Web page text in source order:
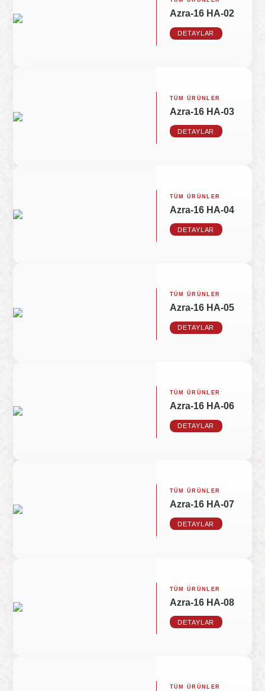
Azra-16 HA-02
DETAYLAR
TÜM ÜRÜNLER
Azra-16 HA-03
DETAYLAR
TÜM ÜRÜNLER
Azra-16 HA-04
DETAYLAR
TÜM ÜRÜNLER
Azra-16 HA-05
DETAYLAR
TÜM ÜRÜNLER
Azra-16 HA-06
DETAYLAR
TÜM ÜRÜNLER
Azra-16 HA-07
DETAYLAR
TÜM ÜRÜNLER
Azra-16 HA-08
DETAYLAR
TÜM ÜRÜNLER